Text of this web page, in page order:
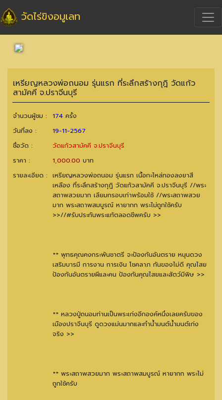
วัดไร่ขิงอมูเลท
เหรียญหลวงพ่อถนอม รุ่นแรก ที่ระลึกสร้างกุฎิ วัดแก้ว
สามัคคี จ.ปราจีนบุรี
จำนวนผู้ชม : 174 ครั้ง
วันที่ลง :
19-11-2567
ชื่อวัด :
วัดแก้วสามัคคี จ.ปราจีนบุรี
ราคา :
1,000.00 บาท
รายละเอียด : เหรียญหลวงพ่อถนอม รุ่นแรก เนื้อกะไหล่ทองลงยาสี
เหลือง ที่ระลึกสร้างกุฎิ วัดแก้วสามัคคี จ.ปราจีนบุรี //พระ
สถาพสวยมาก เลียมกรอบเก่าพร้อมใช้ //พระสถาพสวย
มาก พระสถาพสมบูรณ์ หายากก พระไม่ถูกใช้ครับ
>>//#รับประกันพระแท้ตลอดชีพครับ >>
** พุทธคุณคงกระพันชาตรี จะป้องกันอันตราย หนุนดวง
เสริมบารมี การงาน การเงิน โชคลาภ กันของไม่ดี คุณไสย
ป้องกันอันตรายผีและคน ป้องกันคุณไสยและสัตว์มีพิษ >>
** หลวงปู่ถนอมท่านเป็นพระเก่งอีกองค์หนึ่งเลยครับของ
เมืองปราจีนบุรี ดูดวงแม่นมากและทำน้ำมนต์น้ำมนต์เก่ง
จริง >>
** พระสถาพสวยมาก พระสถาพสมบูรณ์ หายากก พระไม่
ถูกใช้ครับ